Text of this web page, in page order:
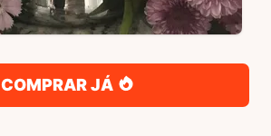
COMPRAR JÁ